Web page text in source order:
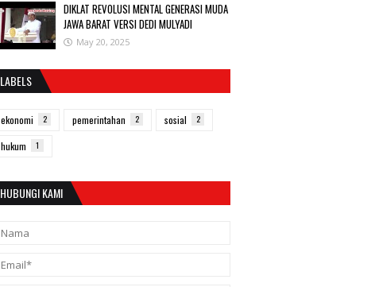
DIKLAT REVOLUSI MENTAL GENERASI MUDA
JAWA BARAT VERSI DEDI MULYADI
May 20, 2025
LABELS
ekonomi 2 pemerintahan 2 sosial 2
hukum 1
HUBUNGI KAMI